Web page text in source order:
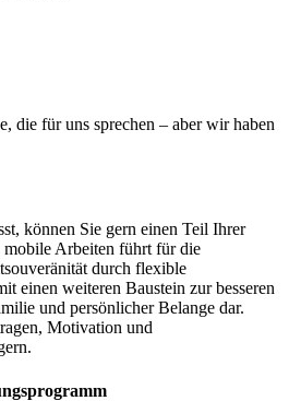
die für uns sprechen – aber wir haben
können Sie gern einen Teil Ihrer
Arbeiten führt für die
durch flexible
einen weiteren Baustein zur besseren
und persönlicher Belange dar.
Motivation und